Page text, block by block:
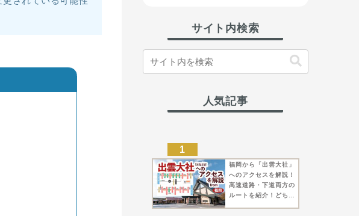
サイト内検索
人気記事
福岡から「出雲大社」
へのアクセスを解説！
高速道路・下道両方の
ルートを紹介！どちら